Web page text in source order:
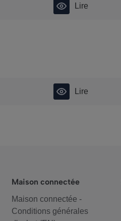
Lire
Lire
Maison connectée
Maison connectée -
Conditions générales